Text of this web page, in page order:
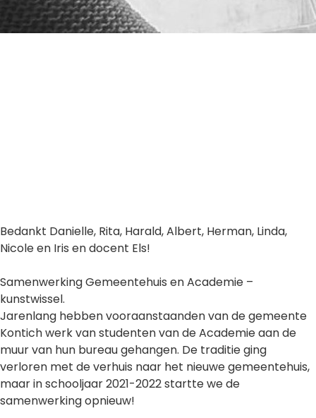
Bedankt Danielle, Rita, Harald, Albert, Herman, Linda,
Nicole en Iris en docent Els!
Samenwerking Gemeentehuis en Academie –
kunstwissel.
Jarenlang hebben vooraanstaanden van de gemeente
Kontich werk van studenten van de Academie aan de
muur van hun bureau gehangen. De traditie ging
verloren met de verhuis naar het nieuwe gemeentehuis,
maar in schooljaar 2021-2022 startte we de
samenwerking opnieuw!